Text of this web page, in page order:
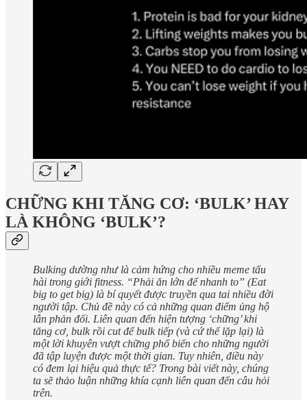
CHỮNG KHI TĂNG CƠ: ‘BULK’ HAY
LÀ KHÔNG ‘BULK’?
Bulking dường như là cảm hứng cho nhiều meme tấu
hài trong giới fitness. “Phải ăn lớn để nhanh to” (Eat
big to get big) là bí quyết được truyền qua tai nhiều đời
người tập. Chủ đề này có cả những quan điểm ủng hộ
lẫn phản đối. Liên quan đến hiện tượng ‘chững’ khi
tăng cơ, bulk rồi cut để bulk tiếp (và cứ thế lặp lại) là
một lời khuyên vượt chững phổ biến cho những người
đã tập luyện được một thời gian. Tuy nhiên, điều này
có đem lại hiệu quả thực tế? Trong bài viết này, chúng
ta sẽ thảo luận những khía cạnh liên quan đến câu hỏi
trên.